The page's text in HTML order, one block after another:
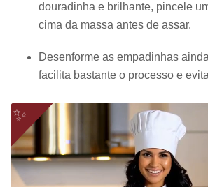
douradinha e brilhante, pincele
cima da massa antes de assar.
Desenforme as empadinhas
facilita bastante o processo e